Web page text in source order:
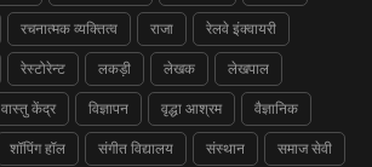
रचनात्मक व्यक्तित्व राजा रेलवे इंक्वायरी
रेस्टोरेन्ट लकड़ी लेखक लेखपाल
वास्तु केंद्र विज्ञापन वृद्धा आश्रम वैज्ञानिक
शॉपिंग हॉल संगीत विद्यालय संस्थान समाज सेवी